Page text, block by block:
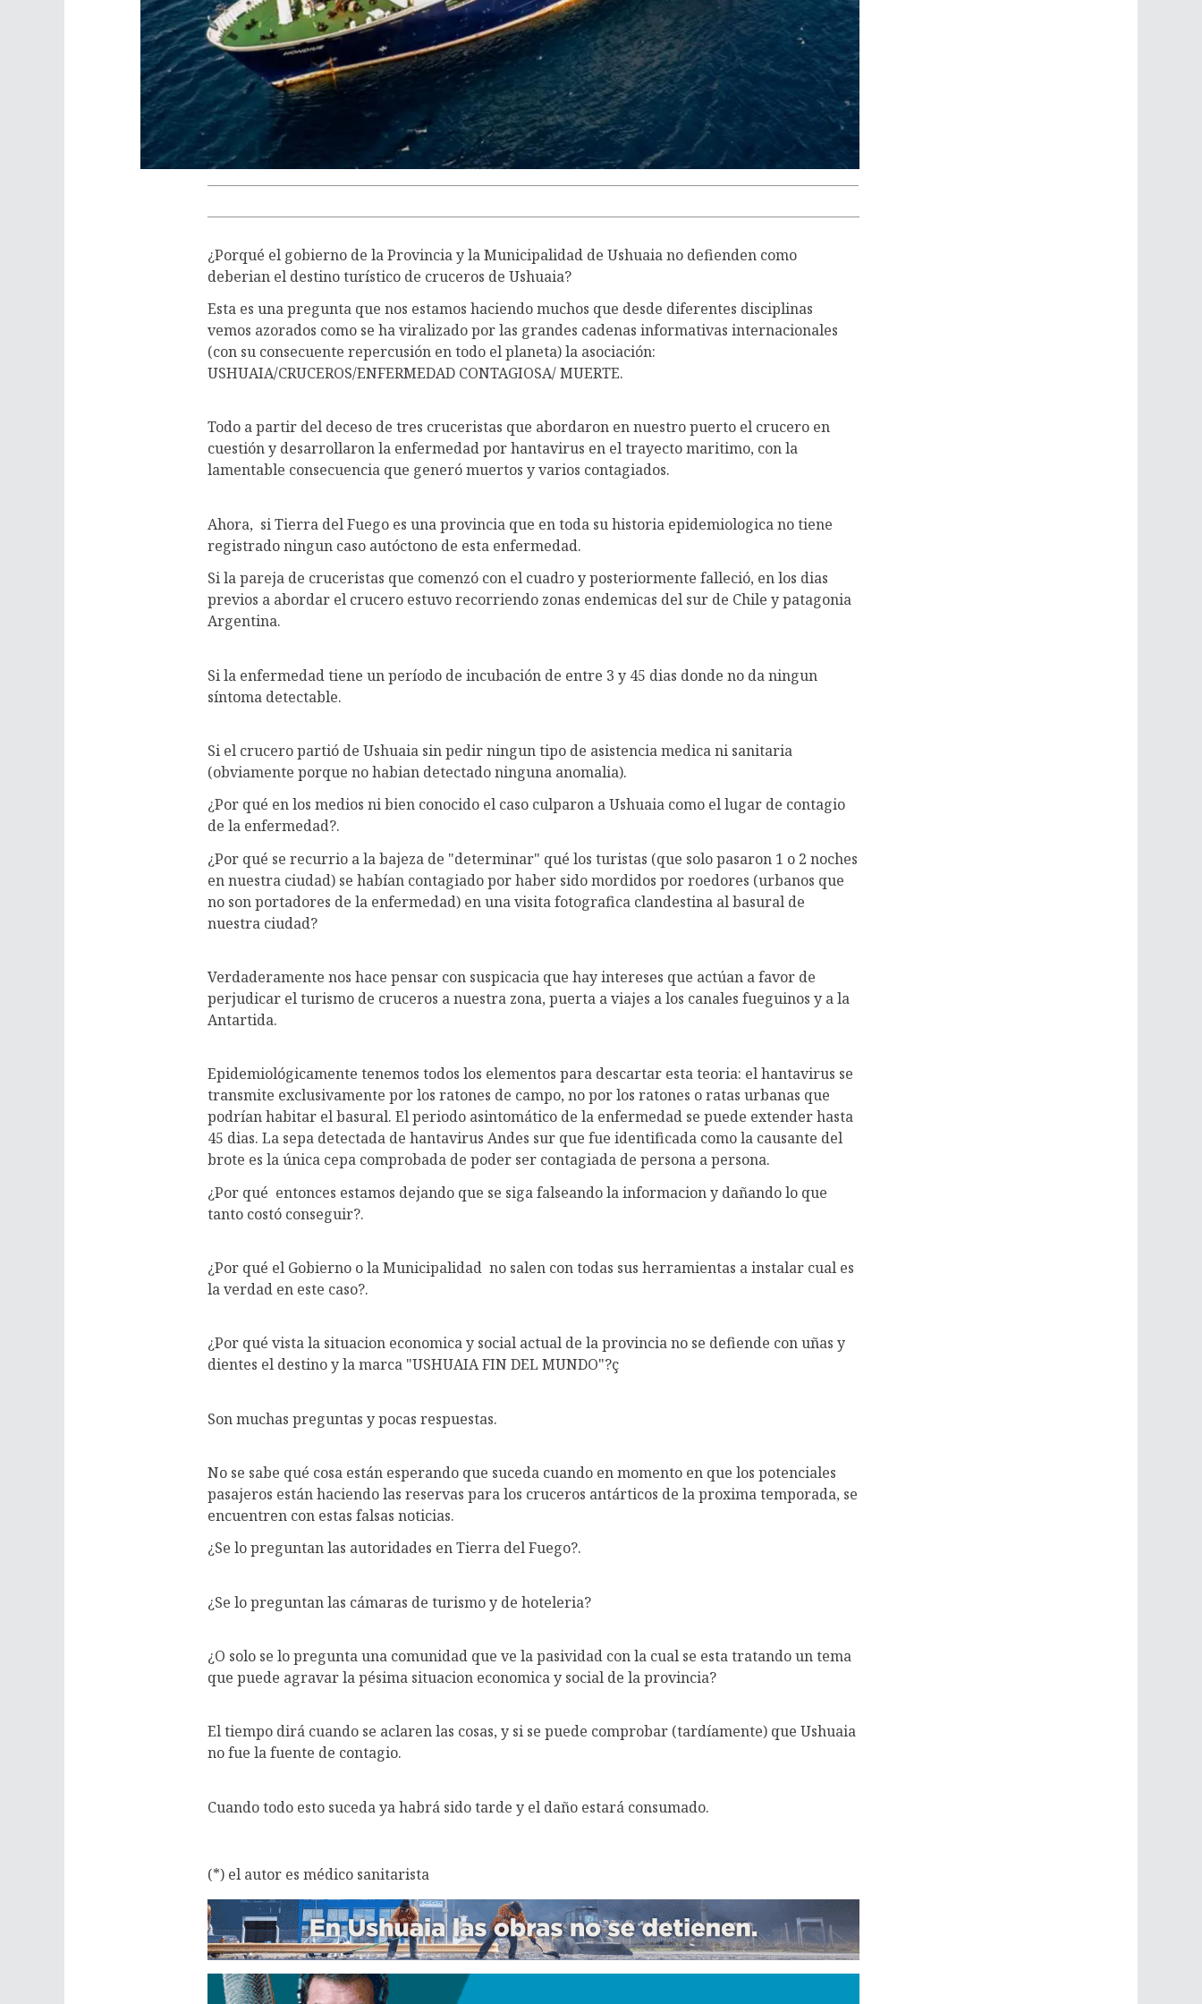
¿Porqué el gobierno de la Provincia y la Municipalidad de Ushuaia no defienden como
deberian el destino turístico de cruceros de Ushuaia?
Esta es una pregunta que nos estamos haciendo muchos que desde diferentes disciplinas
vemos azorados como se ha viralizado por las grandes cadenas informativas internacionales
(con su consecuente repercusión en todo el planeta) la asociación:
USHUAIA/CRUCEROS/ENFERMEDAD CONTAGIOSA/ MUERTE.
Todo a partir del deceso de tres cruceristas que abordaron en nuestro puerto el crucero en
cuestión y desarrollaron la enfermedad por hantavirus en el trayecto maritimo, con la
lamentable consecuencia que generó muertos y varios contagiados.
Ahora, si Tierra del Fuego es una provincia que en toda su historia epidemiologica no tiene
registrado ningun caso autóctono de esta enfermedad.
Si la pareja de cruceristas que comenzó con el cuadro y posteriormente falleció, en los dias
previos a abordar el crucero estuvo recorriendo zonas endemicas del sur de Chile y patagonia
Argentina.
Si la enfermedad tiene un período de incubación de entre 3 y 45 dias donde no da ningun
síntoma detectable.
Si el crucero partió de Ushuaia sin pedir ningun tipo de asistencia medica ni sanitaria
(obviamente porque no habian detectado ninguna anomalia).
¿Por qué en los medios ni bien conocido el caso culparon a Ushuaia como el lugar de contagio
de la enfermedad?.
¿Por qué se recurrio a la bajeza de "determinar" qué los turistas (que solo pasaron 1 o 2 noches
en nuestra ciudad) se habían contagiado por haber sido mordidos por roedores (urbanos que
no son portadores de la enfermedad) en una visita fotografica clandestina al basural de
nuestra ciudad?
Verdaderamente nos hace pensar con suspicacia que hay intereses que actúan a favor de
perjudicar el turismo de cruceros a nuestra zona, puerta a viajes a los canales fueguinos y a la
Antartida.
Epidemiológicamente tenemos todos los elementos para descartar esta teoria: el hantavirus se
transmite exclusivamente por los ratones de campo, no por los ratones o ratas urbanas que
podrían habitar el basural. El periodo asintomático de la enfermedad se puede extender hasta
45 dias. La sepa detectada de hantavirus Andes sur que fue identificada como la causante del
brote es la única cepa comprobada de poder ser contagiada de persona a persona.
¿Por qué entonces estamos dejando que se siga falseando la informacion y dañando lo que
tanto costó conseguir?.
¿Por qué el Gobierno o la Municipalidad no salen con todas sus herramientas a instalar cual es
la verdad en este caso?.
¿Por qué vista la situacion economica y social actual de la provincia no se defiende con uñas y
dientes el destino y la marca "USHUAIA FIN DEL MUNDO"?ç
Son muchas preguntas y pocas respuestas.
No se sabe qué cosa están esperando que suceda cuando en momento en que los potenciales
pasajeros están haciendo las reservas para los cruceros antárticos de la proxima temporada, se
encuentren con estas falsas noticias.
¿Se lo preguntan las autoridades en Tierra del Fuego?.
¿Se lo preguntan las cámaras de turismo y de hoteleria?
¿O solo se lo pregunta una comunidad que ve la pasividad con la cual se esta tratando un tema
que puede agravar la pésima situacion economica y social de la provincia?
El tiempo dirá cuando se aclaren las cosas, y si se puede comprobar (tardíamente) que Ushuaia
no fue la fuente de contagio.
Cuando todo esto suceda ya habrá sido tarde y el daño estará consumado.
(*) el autor es médico sanitarista